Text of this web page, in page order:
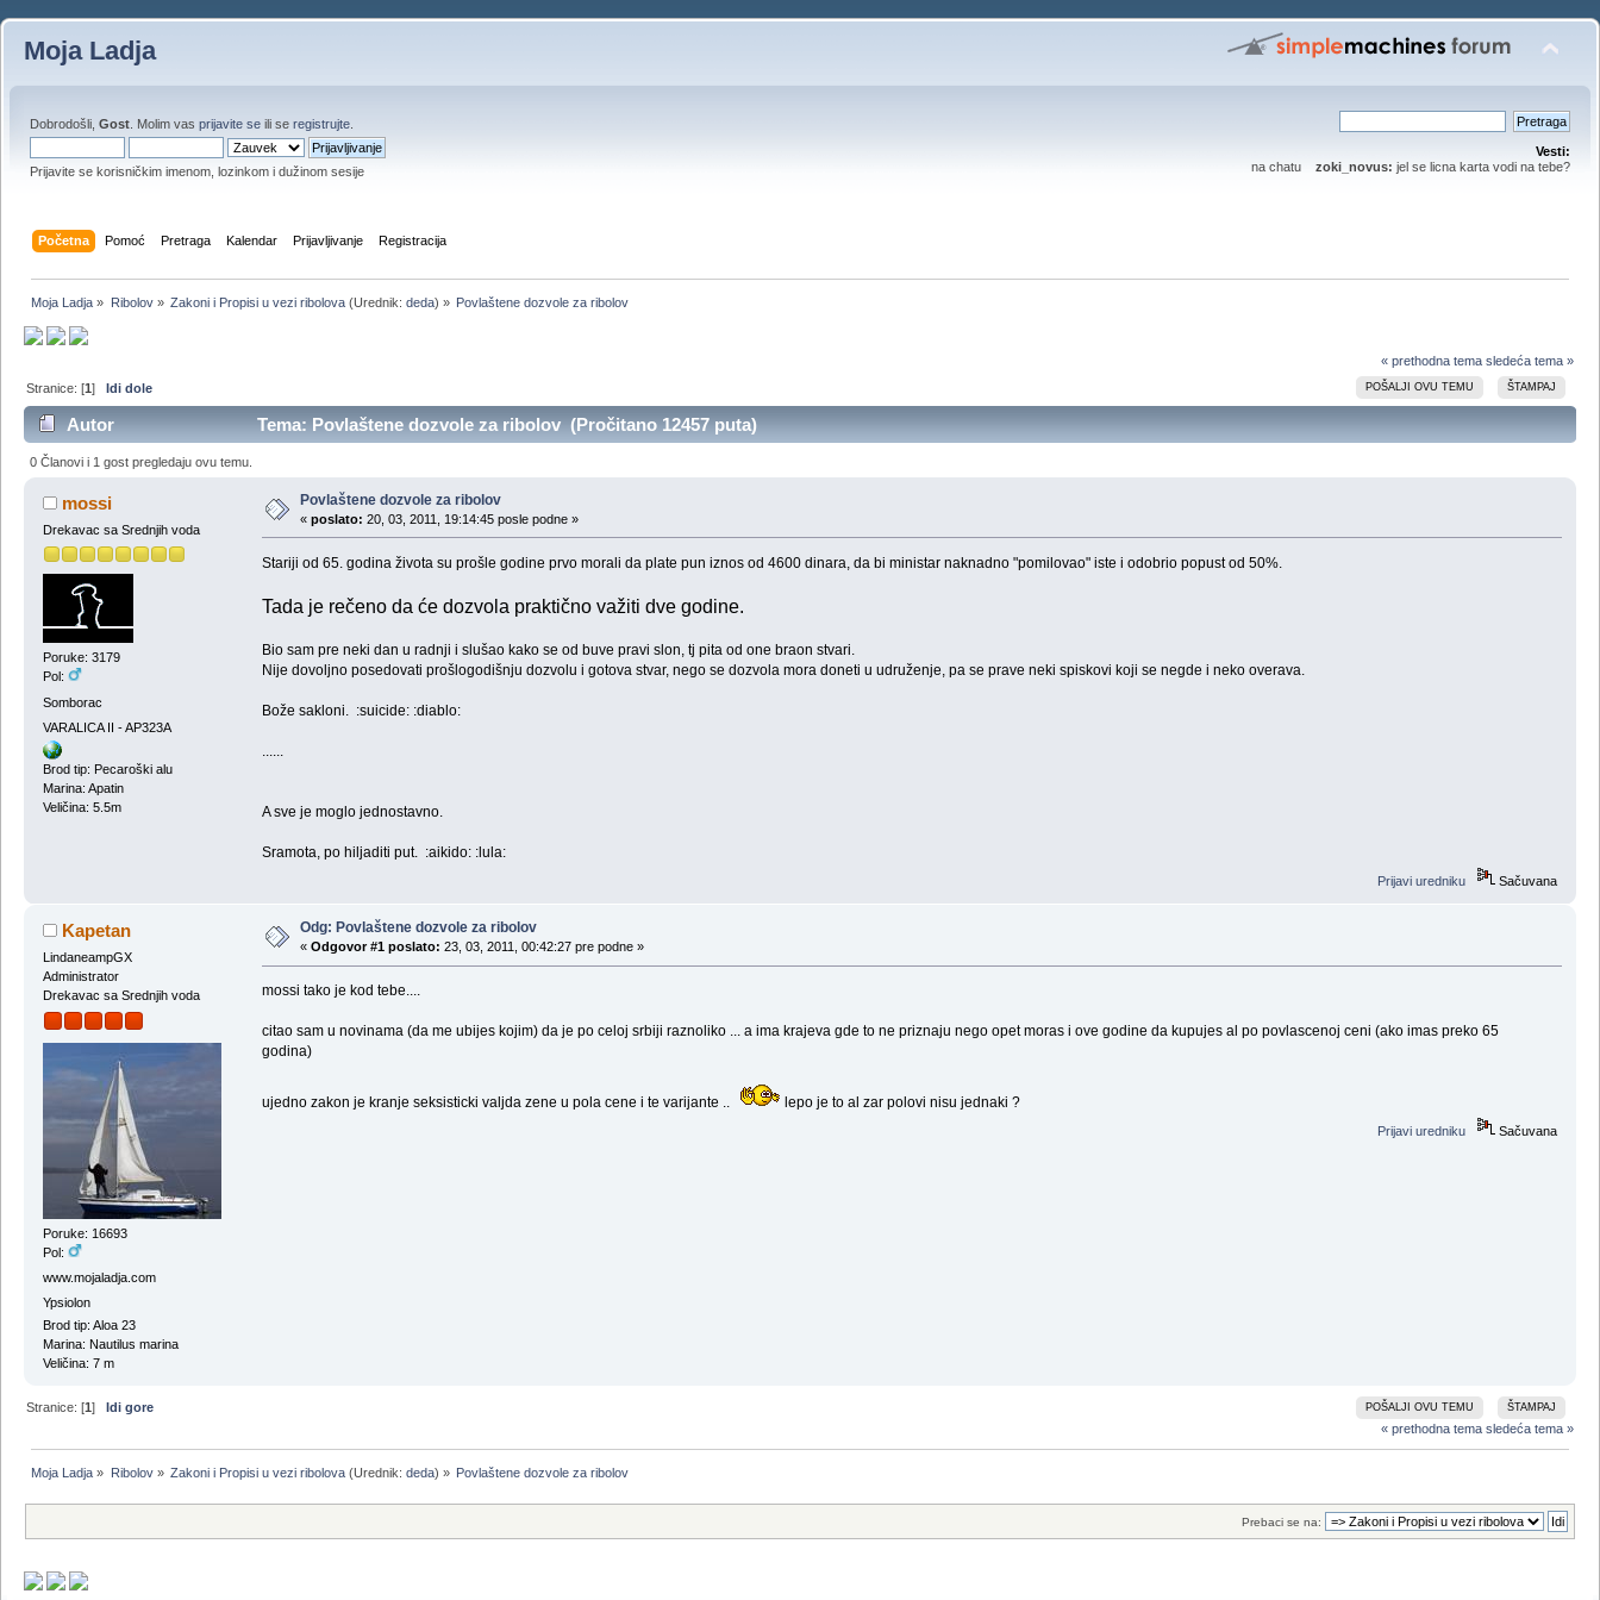
Moja Ladja
Dobrodošli, Gost . Molim vas prijavite se ili se registrujte
Prijavite se korisničkim imenom, lozinkom i dužinom sesije
Vesti:
na chatu zoki_novus: jel se licna karta vodi na tebe?
Početna Pomoć Pretraga Kalendar Prijavljivanje Registracija
Moja Ladja » Ribolov» Zakoni i Propisi u vezi ribolova(Urednik: deda) » Povlaštene dozvole za ribolov
« prethodna tema sledeća tema »
POŠALJI OVU TEMU ŠTAMPAJ
Stranice: [1]Idi dole
Autor Tema: Povlaštene dozvole za ribolov (Pročitano 12457 puta)
0 Članovi i 1 gost pregledaju ovu temu.
mossi
Drekavac sa Srednjih voda
Poruke: 3179
Pol:
Somborac
VARALICA II - AP323A
Brod tip: Pecaroški alu
Marina: Apatin
Veličina: 5.5m
Povlaštene dozvole za ribolov
« poslato: 20, 03, 2011, 19:14:45 posle podne »
Stariji od 65. godina života su prošle godine prvo morali da plate pun iznos od 4600 dinara, da bi ministar naknadno "pomilovao" iste i odobrio popust od 50%.
Tada je rečeno da će dozvola praktično važiti dve godine.
Bio sam pre neki dan u radnji i slušao kako se od buve pravi slon, tj pita od one braon stvari.
Nije dovoljno posedovati prošlogodišnju dozvolu i gotova stvar, nego se dozvola mora doneti u udruženje, pa se prave neki spiskovi koji se negde i neko overava.
Bože sakloni. :suicide: :diablo:
......
A sve je moglo jednostavno.
Sramota, po hiljaditi put. :aikido: :lula:
Prijavi uredniku Sačuvana
Kapetan
LindaneampGX
Administrator
Drekavac sa Srednjih voda
Poruke: 16693
Pol:
www.mojaladja.com
Ypsiolon
Brod tip: Aloa 23
Marina: Nautilus marina
Veličina: 7 m
Odg: Povlaštene dozvole za ribolov
« Odgovor #1 poslato: 23, 03, 2011, 00:42:27 pre podne »
mossi tako je kod tebe....
citao sam u novinama (da me ubijes kojim) da je po celoj srbiji raznoliko ... a ima krajeva gde to ne priznaju nego opet moras i ove godine da kupujes al po povlascenoj ceni (ako imas preko 65
godina)
ujedno zakon je kranje seksisticki valjda zene u pola cene i te varijante .. lepo je to al zar polovi nisu jednaki ?
Prijavi uredniku Sačuvana
POŠALJI OVU TEMU ŠTAMPAJ
Stranice: [1]
Idi gore
« prethodna tema sledeća tema »
Moja Ladja » Ribolov» Zakoni i Propisi u vezi ribolova(Urednik: deda) » Povlaštene dozvole za ribolov
Prebaci se na: